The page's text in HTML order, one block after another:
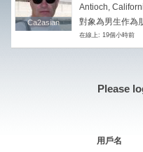
Ca2asian
Ca2asian
Antioch,
對象為男生作為
在線上: 19個小時前
Please
用戶名